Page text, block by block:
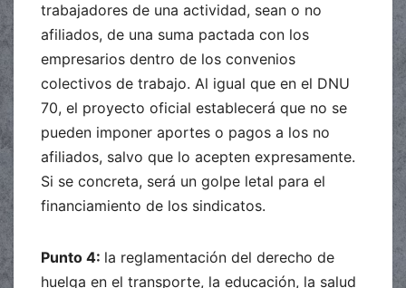
trabajadores de una actividad, sean o no
afiliados, de una suma pactada con los
empresarios dentro de los convenios
colectivos de trabajo. Al igual que en el DNU
70, el proyecto oficial establecerá que no se
pueden imponer aportes o pagos a los no
afiliados, salvo que lo acepten expresamente.
Si se concreta, será un golpe letal para el
financiamiento de los sindicatos.
Punto 4: la reglamentación del derecho de
huelga en el transporte, la educación, la salud